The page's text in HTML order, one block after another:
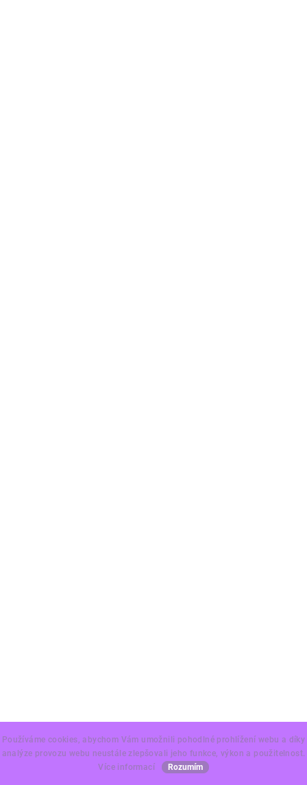
Používáme cookies, abychom Vám umožnili pohodlné prohlížení webu a díky
analýze provozu webu neustále zlepšovali jeho funkce, výkon a použitelnost.
Více informací
Rozumím